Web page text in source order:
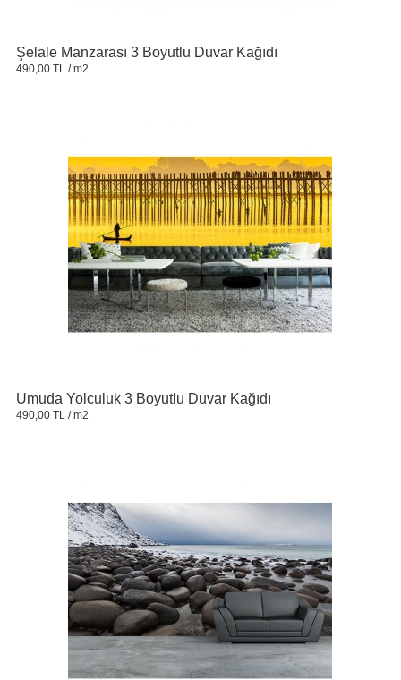
Şelale Manzarası 3 Boyutlu Duvar Kağıdı
490,00 TL / m2
Umuda Yolculuk 3 Boyutlu Duvar Kağıdı
490,00 TL / m2